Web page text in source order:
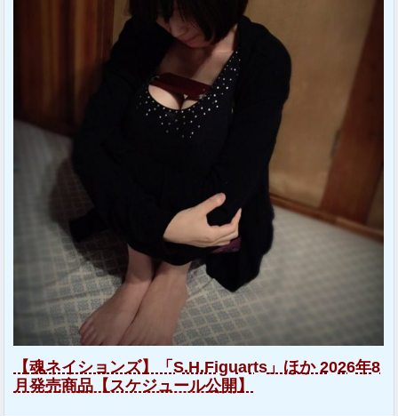
【魂ネイションズ】「S.H.Figuarts」ほか 2026年8
月発売商品【スケジュール公開】